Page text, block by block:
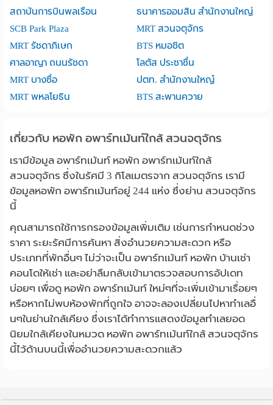
สถาบันการบินพลเรือน
ธนาคารออมสิน สำนักงานใหญ่
SCB Park Plaza
MRT สวนจตุจักร
MRT รัชดาภิเษก
BTS หมอชิต
ศาลอาญา ถนนรัชดา
โลตัส ประชาชื่น
MRT บางซื่อ
ปตท. สำนักงานใหญ๋
MRT พหลโยธิน
BTS สะพานควาย
เกี่ยวกับ หอพัก อพาร์ทเม้นท์ใกล้ สวนจตุจักร
เรามีข้อมูล อพาร์ทเม้นท์ หอพัก อพาร์ทเม้นท์ใกล้
สวนจตุจักร ซึ่งในรัศมี 3 กิโลเมตรจาก สวนจตุจักร เรามี
ข้อมูลหอพัก อพาร์ทเม้นท์อยู่ 244 แห่ง ซึ่งย่าน สวนจตุจักร
นี้
คุณสามารถใช้การกรองข้อมูลเพิ่มเติม เช่นการกำหนดช่วง
ราคา ระยะรัศมีการค้นหา สิ่งอำนวยความสะดวก หรือ
ประเภทที่พักอื่นๆ ไม่ว่าจะเป็น อพาร์ทเม้นท์ หอพัก บ้านเช่า
คอนโดให้เช่า และอย่าลืมกลับเข้ามาตรวจสอบการอัปเดท
บ่อยๆ เพื่อดู หอพัก อพาร์ทเม้นท์ ใหม่ๆที่จะเพิ่มเข้ามาเรื่อยๆ
หรือหากไม่พบห้องพักที่ถูกใจ อาจจะลองเปลี่ยนไปหาทำเลอื่
นๆในย่านใกล้เคียง ซึ่งเราได้ทำการแสดงข้อมูลทำเลยอด
นิยมใกล้เคียงในหมวด หอพัก อพาร์ทเม้นท์ใกล้ สวนจตุจักร
นี้ไว้ด้านบนนี้เพื่ออำนวยความสะดวกแล้ว